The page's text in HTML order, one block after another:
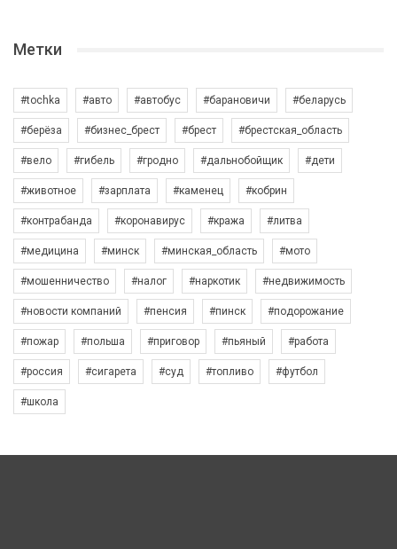
Метки
#tochka #авто #автобус #барановичи #беларусь
#берёза #бизнес_брест #брест #брестская_область
#вело #гибель #гродно #дальнобойщик #дети
#животное #зарплата #каменец #кобрин
#контрабанда #коронавирус #кража #литва
#медицина #минск #минская_область #мото
#мошенничество #налог #наркотик #недвижимость
#новости компаний #пенсия #пинск #подорожание
#пожар #польша #приговор #пьяный #работа
#россия #сигарета #суд #топливо #футбол
#школа